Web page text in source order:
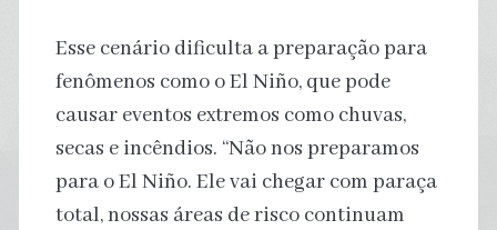
Esse cenário dificulta a preparação para
fenômenos como o El Niño, que pode
causar eventos extremos como chuvas,
secas e incêndios. “Não nos preparamos
para o El Niño. Ele vai chegar com paraça
total, nossas áreas de risco continuam